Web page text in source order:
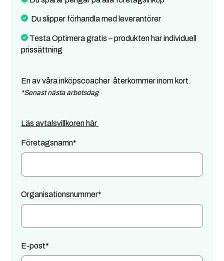
Du slipper förhandla med leverantörer
Testa Optimera gratis – produkten har individuell
prissättning
En av våra inköpscoacher återkommer inom kort.
*Senast nästa arbetsdag
Läs avtalsvillkoren här
Företagsnamn*
Organisationsnummer*
E-post*